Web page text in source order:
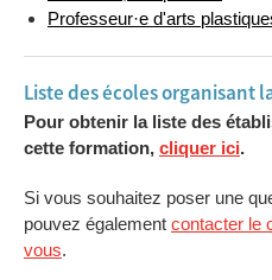
Professeur·e d'arts
Liste des écoles organisant
Pour obtenir la liste des
cette formation, cliquer ici.
Si vous souhaitez poser une
pouvez également contacter le
vous.